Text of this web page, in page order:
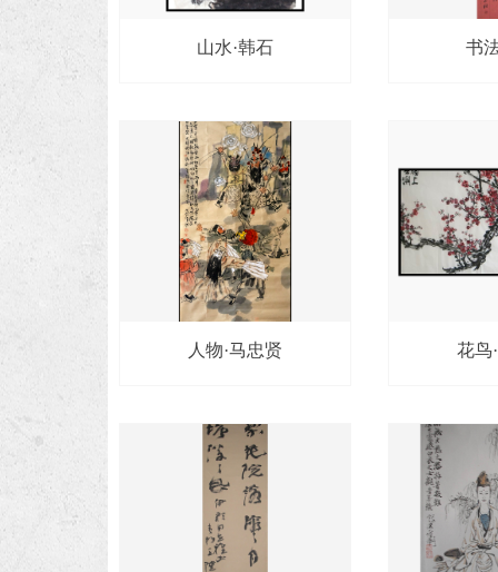
山水·韩石 书
人物·马忠贤 花鸟